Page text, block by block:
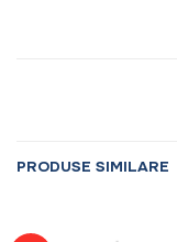
PRODUSE SIMILARE